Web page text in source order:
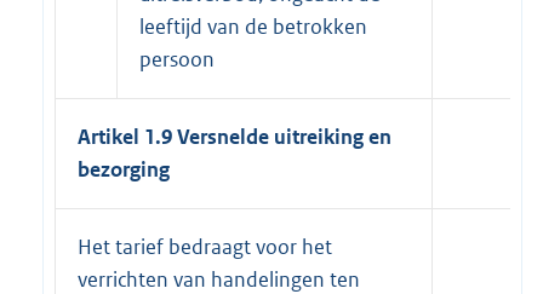
leeftijd van de betrokken
persoon
Artikel 1.9 Versnelde uitreiking en
bezorging
Het tarief bedraagt voor het
verrichten van handelingen ten